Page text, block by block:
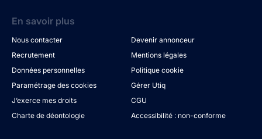
En savoir plus
Nous contacter
Devenir annonceur
Recrutement
Mentions légales
Données personnelles
Politique cookie
Paramétrage des cookies
Gérer Utiq
J’exerce mes droits
CGU
Charte de déontologie
Accessibilité : non-conforme